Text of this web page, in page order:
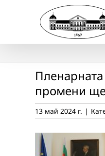
промени ще
13 май 2024 г. |